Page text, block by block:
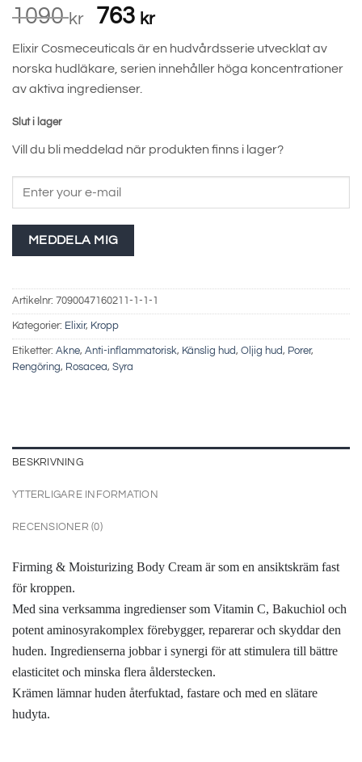
1090kr
Det
ursprungliga
priset
var:
763 krDet
nuvarande
priset
E lixir Cosmeceuticals är en hudvårdsserie utvecklat av
norska hudläkare, serien innehåller höga koncentrationer
av aktiva ingredienser.
Slut i lager
Vill du bli meddelad när produkten finns i lager?
MEDDELA MIG
Artikelnr: 7090047160211-1-1-1
Kategorier: Elixir, Kropp
Etiketter: Akne, Anti-inflammatorisk, Känslig hud, Oljig hud, Porer,
Rengöring, Rosacea, Syra
BESKRIVNING
YTTERLIGARE INFORMATION
RECENSIONER (0)
Firming & Moisturizing Body Cream är som en ansiktskräm fast
för kroppen.
Med sina verksamma ingredienser som Vitamin C, Bakuchiol och
potent aminosyrakomplex förebygger, reparerar och skyddar den
huden. Ingredienserna jobbar i synergi för att stimulera till bättre
elasticitet och minska flera ålderstecken.
Krämen lämnar huden återfuktad, fastare och med en slätare
hudyta.